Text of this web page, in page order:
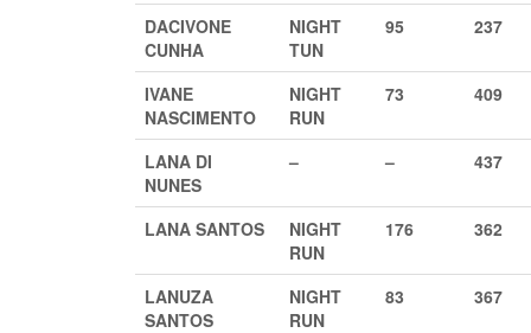
DACIVONE
CUNHA
NIGHT
TUN
95 237
IVANE
NASCIMENTO
NIGHT
RUN
73 409
LANA DI
NUNES
– – 437
LANA SANTOS
NIGHT
RUN
176 362
LANUZA
SANTOS
NIGHT
RUN
83 367